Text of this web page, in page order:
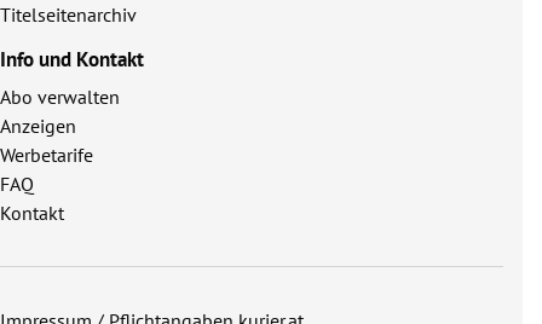
Titelseitenarchiv
Info und Kontakt
Abo verwalten
Anzeigen
Werbetarife
FAQ
Kontakt